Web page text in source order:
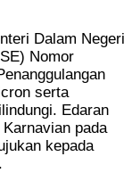
Dalam Negeri
Nomor
serta
Edaran
pada
kepada